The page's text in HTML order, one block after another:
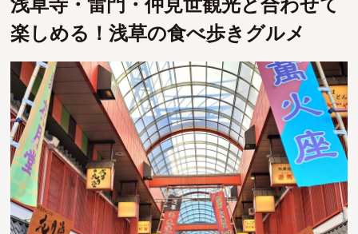
楽しめる！浅草の食べ歩きグルメ